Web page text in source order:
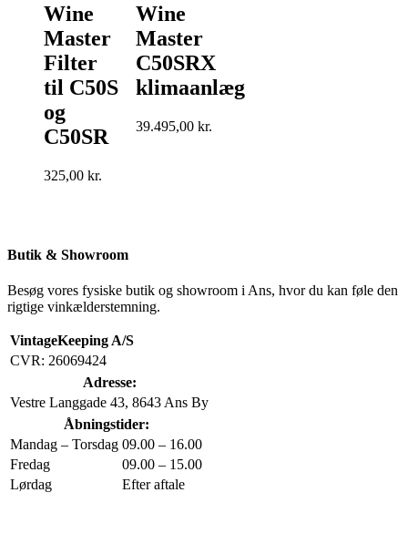
Wine
Master
Filter
til C50S
og
C50SR
325,00 kr.
Wine
Master
C50SRX
klimaanlæg
39.495,00kr.
Butik & Showroom
Besøg vores fysiske butik og showroom i Ans, hvor du kan føle den
rigtige vinkælderstemning.
VintageKeeping A/S
CVR: 26069424
Adresse:
Vestre Langgade 43, 8643 Ans By
Åbningstider:
Mandag – Torsdag 09.00 – 16.00
Fredag
09.00 – 15.00
Lørdag
Efter aftale